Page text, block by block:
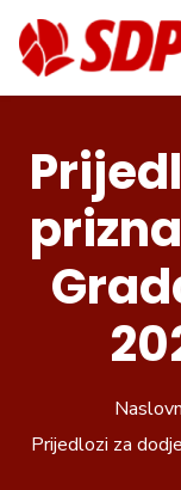
Prijedlozi za